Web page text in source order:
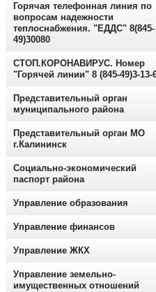
Горячая телефонная линия по
вопросам надежности
теплоснабжения. "ЕДДС" 8(845-
49)30080
СТОП.КОРОНАВИРУС. Номер
"Горячей линии" 8 (845-49)3-13-
Представительный орган
муниципального района
Представительный орган МО
г.Калининск
Социально-экономический
паспорт района
Управление образования
Управление финансов
Управление ЖКХ
Управление земельно-
имущественных отношений